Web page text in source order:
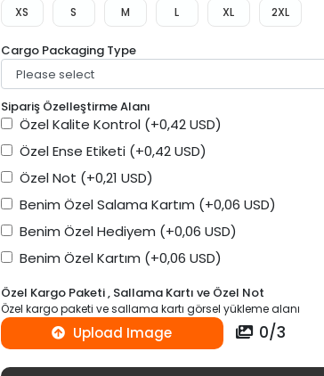
XS S M L XL 2XL
Cargo Packaging Type
Sipariş Özelleştirme Alanı
Özel Kalite Kontrol (+0,42 USD)
Özel Ense Etiketi (+0,42 USD)
Özel Not (+0,21 USD)
Benim Özel Salama Kartım (+0,06 USD)
Benim Özel Hediyem (+0,06 USD)
Benim Özel Kartım (+0,06 USD)
Özel Kargo Paketi , Sallama Kartı ve Özel Not
Özel kargo paketi ve sallama kartı görsel yükleme alanı
Upload Image 0/3